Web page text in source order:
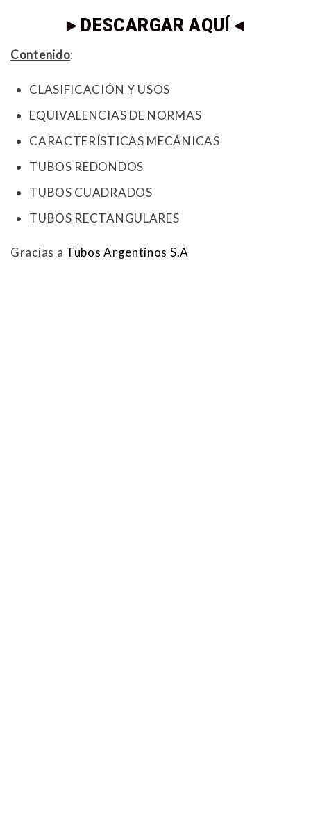
►DESCARGAR AQUÍ◄
Contenido:
CLASIFICACIÓN Y USOS
EQUIVALENCIAS DE NORMAS
CARACTERÍSTICAS MECÁNICAS
TUBOS REDONDOS
TUBOS CUADRADOS
TUBOS RECTANGULARES
Gracias a Tubos Argentinos S.A